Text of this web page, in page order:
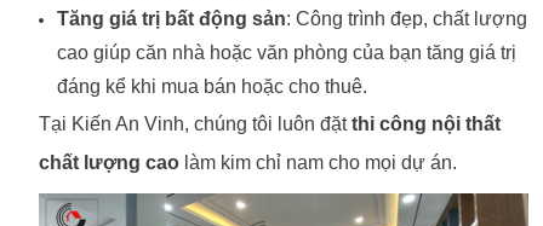
Tăng giá trị bất động sản: Công trình đẹp, chất lượng
cao giúp căn nhà hoặc văn phòng của bạn tăng giá trị
đáng kể khi mua bán hoặc cho thuê.
Tại Kiến An Vinh, chúng tôi luôn đặtthi công nội thất
chất lượng cao làm kim chỉ nam cho mọi dự án.